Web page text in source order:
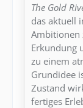
The Gold
das aktuell
Ambitionen
Erkundung
zu einem
Grundidee
Zustand
fertiges